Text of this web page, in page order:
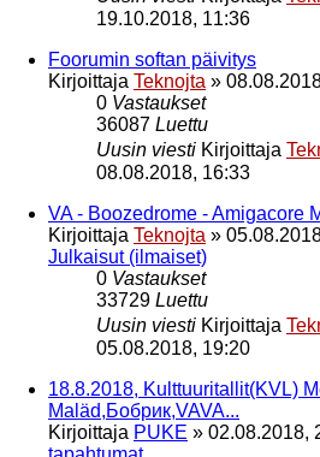
19.10.2018, 11:36
Foorumin softan päivitys
Kirjoittaja Teknojta »
0 Vastaukset
36087 Luettu
Uusin viesti Kirjoittaja
08.08.2018, 16:33
VA - Boozedrome - Amigacore
Kirjoittaja Teknojta »
Julkaisut (ilmaiset)
0 Vastaukset
33729 Luettu
Uusin viesti Kirjoittaja
05.08.2018, 19:20
18.8.2018, Kulttuuritallit(KVL)
Maläd,Бобрик,VAVA...
Kirjoittaja PUKE » 02.08.2018,